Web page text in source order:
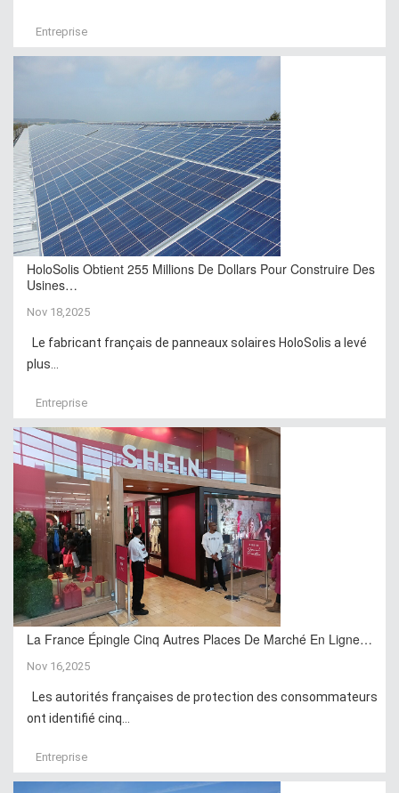
Entreprise
HoloSolis Obtient 255 Millions De Dollars Pour Construire Des
Usines…
Nov 18,2025
Le fabricant français de panneaux solaires HoloSolis a levé
plus...
Entreprise
La France Épingle Cinq Autres Places De Marché En Ligne…
Nov 16,2025
Les autorités françaises de protection des consommateurs
ont identifié cinq...
Entreprise